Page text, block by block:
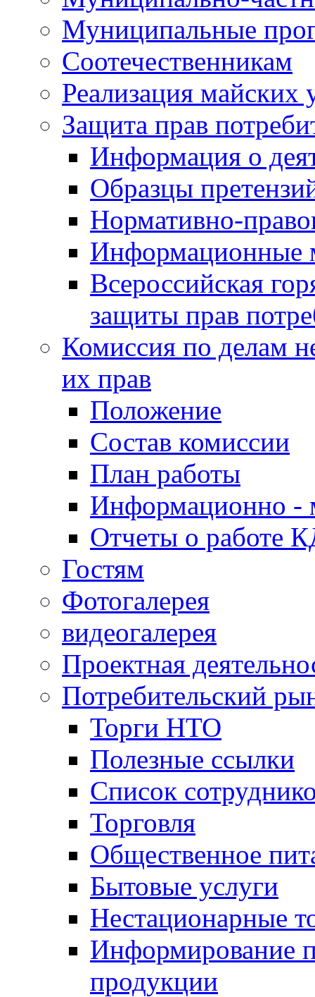
Муниципальные
Соотечественникам
Реализация майских
Защита прав
Информация о
Образцы
Нормативно-
Информационные
Всероссийская
защиты прав
Комиссия по делам
их прав
Положение
Состав комиссии
План работы
Информационно -
Отчеты о работе
Гостям
Фотогалерея
видеогалерея
Проектная
Потребительский
Торги НТО
Полезные ссылки
Список
Торговля
Общественное
Бытовые услуги
Нестационарные
Информирование
продукции